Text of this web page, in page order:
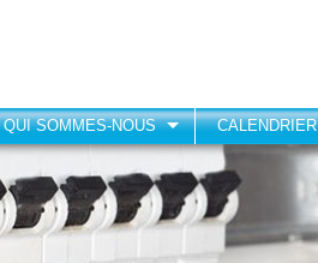
QUI SOMMES-NOUS CALENDRIER